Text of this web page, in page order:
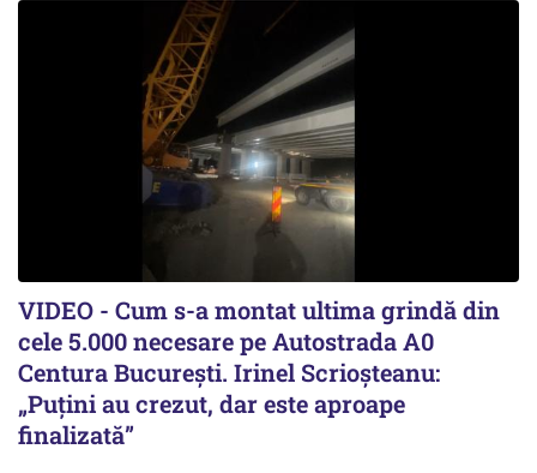
VIDEO - Cum s-a montat ultima grindă din
cele 5.000 necesare pe Autostrada A0
Centura București. Irinel Scrioșteanu:
„Puțini au crezut, dar este aproape
finalizată”